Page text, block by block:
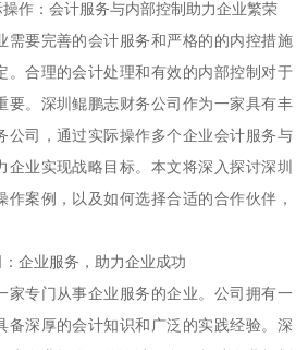
作：会计服务与内部控制助力企业繁荣
需要完善的会计服务和严格的的内控措施
。合理的会计处理和有效的内部控制对于
要。深圳鲲鹏志财务公司作为一家具有丰
公司，通过实际操作多个企业会计服务与
企业实现战略目标。本文将深入探讨深圳
作案例，以及如何选择合适的合作伙伴，
企业服务，助力企业成功
家专门从事企业服务的企业。公司拥有一
备深厚的会计知识和广泛的实践经验。深